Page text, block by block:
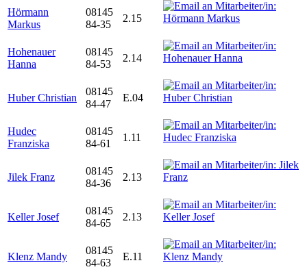
Hörmann
Markus
08145
84-35
2.15
Hohenauer
Hanna
08145
84-53
2.14
Huber Christian
08145
84-47
E.04
Hudec
Franziska
08145
84-61
1.11
Jilek Franz
08145
84-36
2.13
Keller Josef
08145
84-65
2.13
Klenz Mandy
08145
84-63
E.11